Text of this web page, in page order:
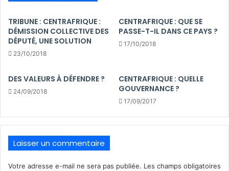
TRIBUNE : CENTRAFRIQUE :
DÉMISSION COLLECTIVE DES
DÉPUTÉ, UNE SOLUTION
23/10/2018
CENTRAFRIQUE : QUE SE
PASSE-T-IL DANS CE PAYS ?
17/10/2018
DES VALEURS À DÉFENDRE ?
24/09/2018
CENTRAFRIQUE : QUELLE
GOUVERNANCE ?
17/09/2017
Laisser un commentaire
Votre adresse e-mail ne sera pas publiée. Les champs obligatoires